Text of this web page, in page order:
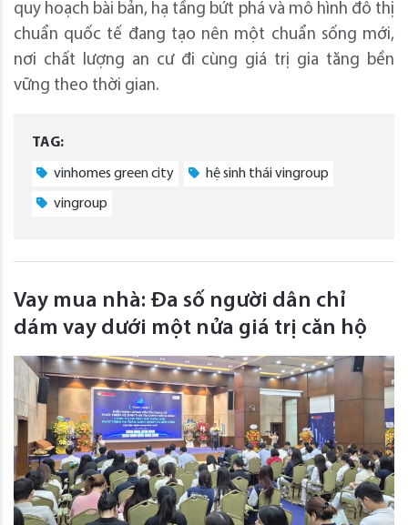
quy hoạch bài bản, hạ tầng bứt phá và mô hình đô thị
chuẩn quốc tế đang tạo nên một chuẩn sống mới,
nơi chất lượng an cư đi cùng giá trị gia tăng bền
vững theo thời gian.
TAG:
vinhomes green city hệ sinh thái vingroup
vingroup
Vay mua nhà: Đa số người dân chỉ
dám vay dưới một nửa giá trị căn hộ